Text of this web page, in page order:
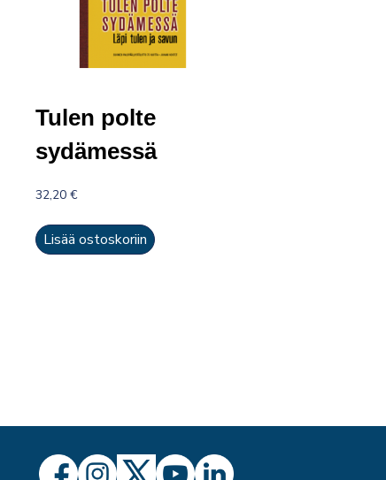
Tulen polte
sydämessä
32,20 €
Lisää ostoskoriin